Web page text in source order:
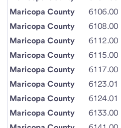
Maricopa County
6106.00
Maricopa County
6108.00
Maricopa County
6112.00
Maricopa County
6115.00
Maricopa County
6117.00
Maricopa County
6123.01
Maricopa County
6124.01
Maricopa County
6133.00